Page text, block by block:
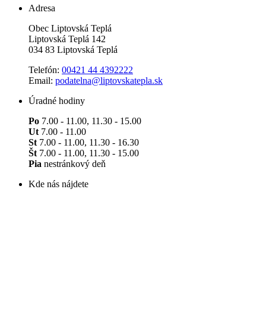
Adresa
Obec Liptovská Teplá
Liptovská Teplá 142
034 83 Liptovská Teplá
Telefón: 00421 44 4392222
Email: podatelna@liptovskatepla.sk
Úradné hodiny
Po 7.00 - 11.00, 11.30 - 15.00
Ut 7.00 - 11.00
St 7.00 - 11.00, 11.30 - 16.30
Št 7.00 - 11.00, 11.30 - 15.00
Pia nestránkový deň
Kde nás nájdete